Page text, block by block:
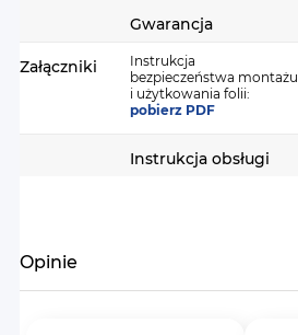
Gwarancja
Załączniki
Instrukcja
bezpieczeństwa montażu
i użytkowania folii:
pobierz PDF
Instrukcja obsługi
Opinie